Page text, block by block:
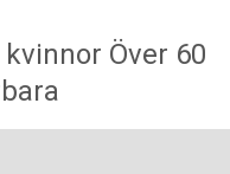
Över 60